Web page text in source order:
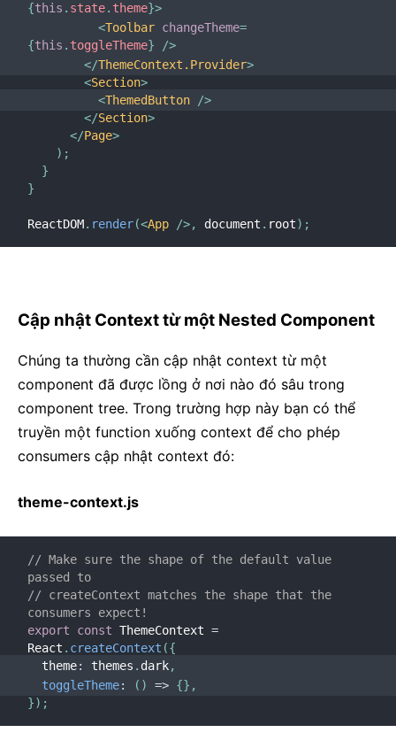
{this . state. theme}>
<Toolbar changeTheme=
{this . toggleTheme}
/>
</ThemeContext.Provider>
<Section>
<ThemedButton
/>
</Section>
</Page>
) ;
}
}
ReactDOM. render(<App />, document . root) ;
Cập nhật Context từ một Nested Component
Chúng ta thường cần cập nhật context từ một
component đã được lồng ở nơi nào đó sâu trong
component tree. Trong trường hợp này bạn có thể
truyền một function xuống context để cho phép
consumers cập nhật context đó:
theme-context.js
// Make sure the shape of the default value
passed to
// createContext matches the shape that the
consumers expect!
export
const ThemeContext =
React . createContext ({
  theme
: themes . dark,
toggleTheme: ( ) => {} ,
}) ;